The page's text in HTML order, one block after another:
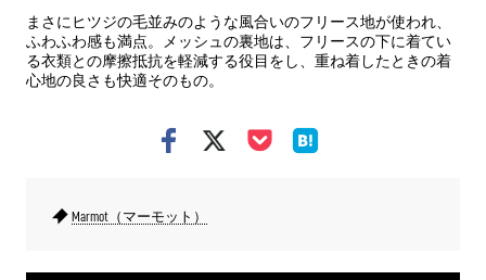
まさにヒツジの毛並みのような風合いのフリース地が使われ、
ふわふわ感も満点。メッシュの裏地は、フリースの下に着てい
る衣類との摩擦抵抗を軽減する役目をし、重ね着したときの着
心地の良さも快適そのもの。
Marmot（マーモット）